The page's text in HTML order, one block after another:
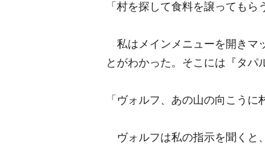
「村を探して食料を譲ってもら
私はメインメニューを開きマ
とがわかった。そこには『タパ
「ヴォルフ、あの山の向こうに
ヴォルフは私の指示を聞くと